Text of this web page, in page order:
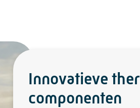
Innovatieve
componenten